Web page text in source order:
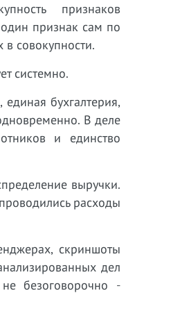
признаков
признак сам по
совокупности.
системно.
бухгалтерия,
В деле
и единство
выручки.
расходы
скриншоты
дел
безоговорочно -